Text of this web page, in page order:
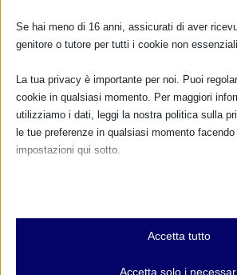
Se hai meno di 16 anni, assicurati di aver
genitore o tutore per tutti i cookie non
La tua privacy è importante per noi. Puoi
cookie in qualsiasi momento. Per maggiori
utilizziamo i dati, leggi la nostra politica sulla
le tue preferenze in qualsiasi momento
impostazioni qui sotto.
Essenziali
I cookie e i servizi essenziali abilitano le
Accetta tutto
Accetta solo i